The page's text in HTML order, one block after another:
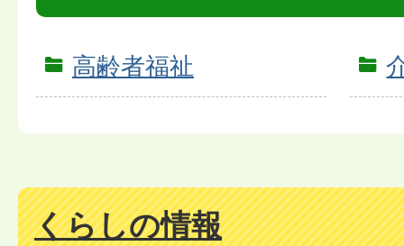
高齢者福祉
くらしの情報